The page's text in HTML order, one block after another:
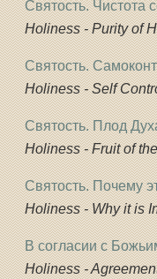
Святость. Чистота
Holiness - Purity of
Святость.
Holiness - Self
Святость. Плод
Holiness - Fruit of
Святость. Почему
Holiness - Why it is
В согласии с
Holiness -